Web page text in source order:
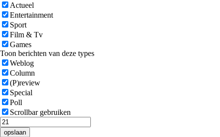
Actueel
Entertainment
Sport
Film & Tv
Games
Toon berichten van deze types
Weblog
Column
(P)review
Special
Poll
Scrollbar gebruiken
opslaan